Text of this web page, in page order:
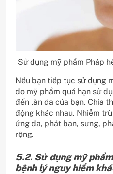
Sử dụng mỹ phẩm Pháp
Nếu bạn tiếp tục sử dụng
do mỹ phẩm quá hạn sử
đến làn da của bạn. Chia
động khác nhau. Nhiễm
ứng da, phát ban, sưng,
rộng.
5.2. Sử dụng mỹ
bệnh lý nguy hiểm